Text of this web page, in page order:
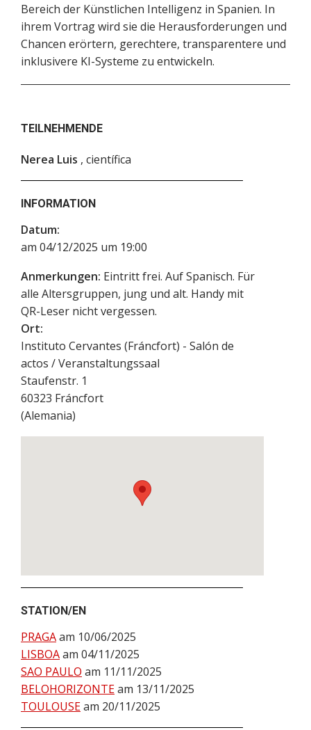
Bereich der Künstlichen Intelligenz in Spanien. In
ihrem Vortrag wird sie die Herausforderungen und
Chancen erörtern, gerechtere, transparentere und
inklusivere KI-Systeme zu entwickeln.
TEILNEHMENDE
Nerea Luis , científica
INFORMATION
Datum:
am 04/12/2025 um 19:00
Anmerkungen: Eintritt frei. Auf Spanisch. Für
alle Altersgruppen, jung und alt. Handy mit
QR-Leser nicht vergessen.
Ort:
Instituto Cervantes (Fráncfort) - Salón de
actos / Veranstaltungssaal
Staufenstr. 1
60323 Fráncfort
(Alemania)
STATION/EN
PRAGAam 10/06/2025
LISBOAam 04/11/2025
SAO PAULO am 11/11/2025
BELOHORIZONTEam 13/11/2025
TOULOUSEam 20/11/2025